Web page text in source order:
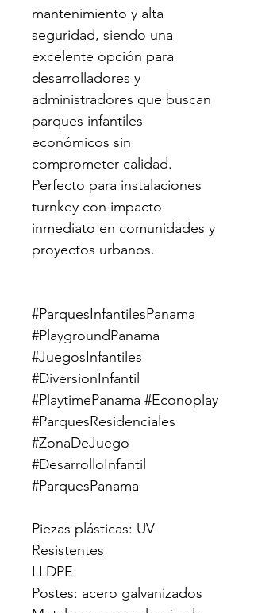
mantenimiento y alta
seguridad, siendo una
excelente opción para
desarrolladores y
administradores que buscan
parques infantiles
económicos sin
comprometer calidad.
Perfecto para instalaciones
turnkey con impacto
inmediato en comunidades y
proyectos urbanos.
#ParquesInfantilesPanama
#PlaygroundPanama
#JuegosInfantiles
#DiversionInfantil
#PlaytimePanama #Econoplay
#ParquesResidenciales
#ZonaDeJuego
#DesarrolloInfantil
#ParquesPanama
Piezas plásticas: UV
Resistentes
LLDPE
Postes: acero galvanizados